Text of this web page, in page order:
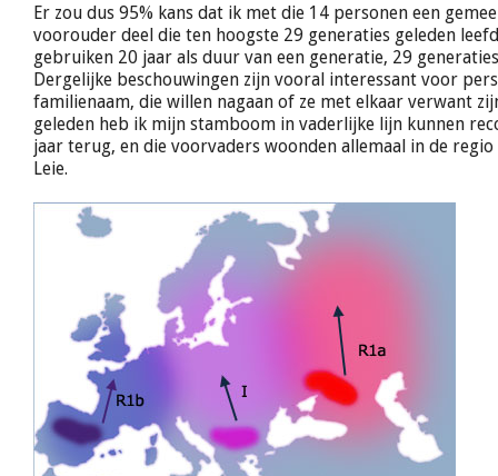
Er zou dus 95% kans dat ik met die 14 personen een
voorouder deel die ten hoogste 29 generaties geleden
gebruiken 20 jaar als duur van een generatie, 29
Dergelijke beschouwingen zijn vooral interessant voor
familienaam, die willen nagaan of ze met elkaar verwant
geleden heb ik mijn stamboom in vaderlijke lijn kunnen
jaar terug, en die voorvaders woonden allemaal in de regio
Leie.